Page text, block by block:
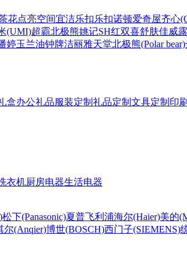
花点亮空间宜洁乐扣乐扣诺顿爱奇屋齐心
(UMI)超霸北极熊姚记SH红双喜舒肤佳威
婷玉兰油钟牌洁丽雅天堂北极熊(Polar bear)
盒办公礼品服装定制 礼品定制 文具定制 印
衣机厨房电器生活电器
松下(Panasonic)夏普飞利浦海尔(Haier)美的
尔(Anqier)博世(BOSCH)西门子(SIEMENS)